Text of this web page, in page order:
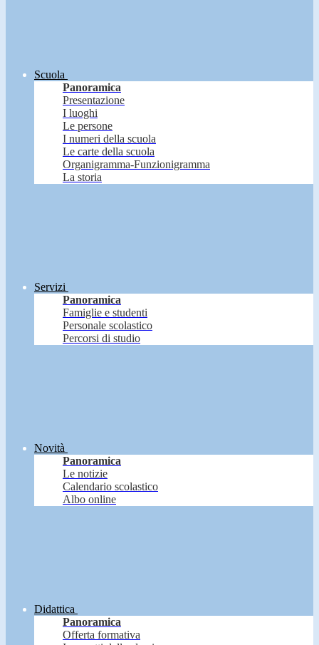
Scuola
Panoramica
Presentazione
I luoghi
Le persone
I numeri della scuola
Le carte della scuola
Organigramma-Funzionigramma
La storia
Servizi
Panoramica
Famiglie e studenti
Personale scolastico
Percorsi di studio
Novità
Panoramica
Le notizie
Calendario scolastico
Albo online
Didattica
Panoramica
Offerta formativa